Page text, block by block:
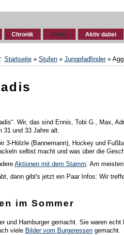
Chronik Stufen Aktiv dabei
Startseite » Stufen » Jungpfadfinder»
Wir, das sind Ennis, Tobi G., Max,
31 und 33 Jahre alt.
3-Hölzle (Bannemann), Hockey und
selbst macht und was über die
Aktionen mit dem Stamm. Am
dann gibt's jetzt ein Paar Infos: Wir
im Sommer
und Hamburger gemacht. Sie waren
viele Bilder vom Burgeressen gemacht.